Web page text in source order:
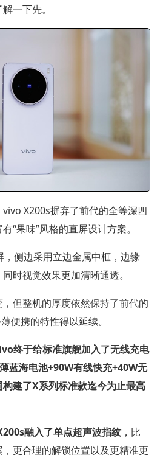
一下先。
X200s摒弃了前代的全等深四
“果味”风格的直屏设计方案。
侧边采用立边金属中框，边缘
时视觉效果更加清晰通透。
但整机的厚度依然保持了前代的
便携的特性得以延续。
终于给标准旗舰加入了无线充电
蓝海电池+90W有线快充+40W无
建了X系列标准款迄今为止最高
融入了单点超声波指纹，比
更合理的解锁位置以及更精准更